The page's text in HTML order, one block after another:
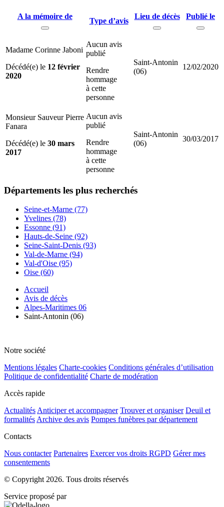
A la mémoire de
Type d’avis
Lieu de décès Publié le
Madame Corinne Jaboni
Décédé(e) le 12 février
2020
Aucun avis
publié
Rendre
hommage
à cette
personne
Saint-Antonin
(06)
12/02/2020
Monsieur Sauveur Pierre
Fanara
Décédé(e) le 30 mars
2017
Aucun avis
publié
Rendre
hommage
à cette
personne
Saint-Antonin
(06)
30/03/2017
Départements les plus recherchés
Seine-et-Marne (77)
Yvelines (78)
Essonne (91)
Hauts-de-Seine (92)
Seine-Saint-Denis (93)
Val-de-Marne (94)
Val-d'Oise (95)
Oise (60)
Accueil
Avis de décès
Alpes-Maritimes 06
Saint-Antonin (06)
Notre société
Mentions légales Charte-cookies Conditions générales d’utilisation
Politique de confidentialité Charte de modération
Accès rapide
Actualités Anticiper et accompagner Trouver et organiser Deuil et
formalités Archive des avis Pompes funèbres par département
Contacts
Nous contacter Partenaires Exercer vos droits RGPD Gérer mes
consentements
© Copyright 2026. Tous droits réservés
Service proposé par